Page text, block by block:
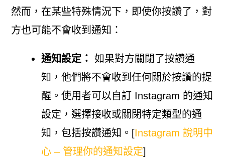
然而，在某些特殊情況下，即使你按讚了，對
方也可能不會收到通知：
通知設定： 如果對方關閉了按讚通
知，他們將不會收到任何關於按讚的提
醒。使用者可以自訂 Instagram 的通知
設定，選擇接收或關閉特定類型的通
知，包括按讚通知。[Instagram 說明中
心 – 管理你的通知設定]